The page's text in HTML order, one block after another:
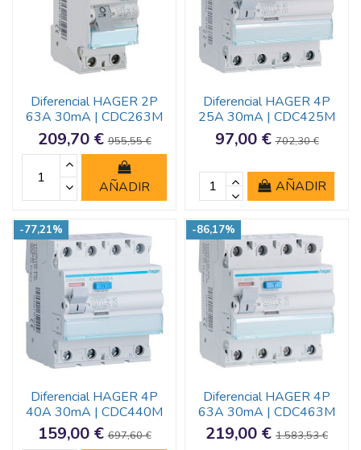
Diferencial HAGER 2P
63A 30mA | CDC263M
209,70 €955,55 €
AÑADIR
Diferencial HAGER 4P
25A 30mA | CDC425M
97,00 €702,30 €
AÑADIR
-77,21%
Diferencial HAGER 4P
40A 30mA | CDC440M
159,00 €697,60 €
-86,17%
Diferencial HAGER 4P
63A 30mA | CDC463M
219,00 € 1.583,53 €